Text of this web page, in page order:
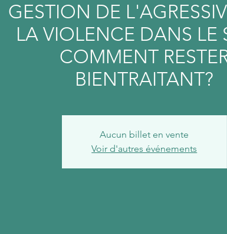
GESTION DE
LA VIOLENCE DANS LE
COMMENT
BIENTRAITANT?
Aucun billet en vente
Voir d'autres événements